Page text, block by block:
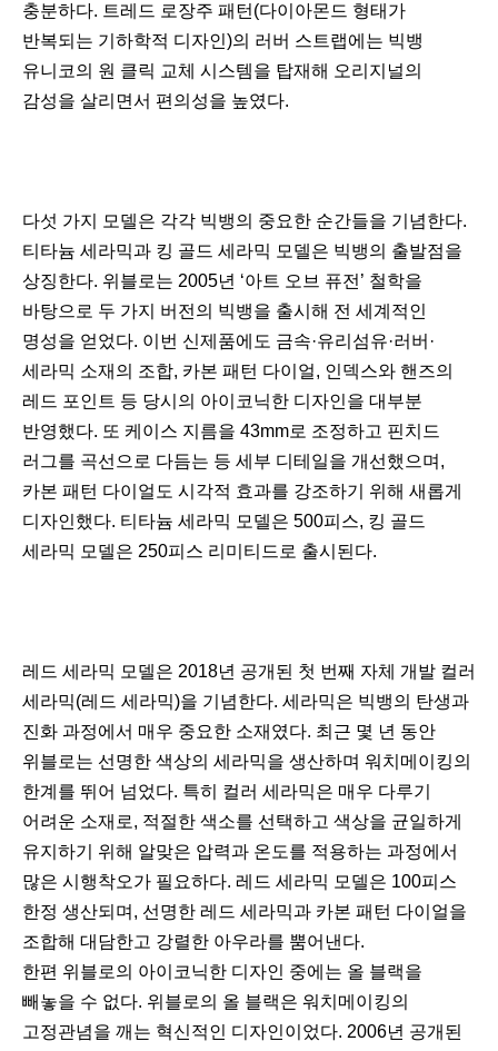
충분하다. 트레드 로장주 패턴(다이아몬드 형태가
반복되는 기하학적 디자인)의 러버 스트랩에는 빅뱅
유니코의 원 클릭 교체 시스템을 탑재해 오리지널의
감성을 살리면서 편의성을 높였다.
다섯 가지 모델은 각각 빅뱅의 중요한 순간들을 기념한다.
티타늄 세라믹과 킹 골드 세라믹 모델은 빅뱅의 출발점을
상징한다. 위블로는 2005년 ‘아트 오브 퓨전’ 철학을
바탕으로 두 가지 버전의 빅뱅을 출시해 전 세계적인
명성을 얻었다. 이번 신제품에도 금속·유리섬유·러버·
세라믹 소재의 조합, 카본 패턴 다이얼, 인덱스와 핸즈의
레드 포인트 등 당시의 아이코닉한 디자인을 대부분
반영했다. 또 케이스 지름을 43mm로 조정하고 핀치드
러그를 곡선으로 다듬는 등 세부 디테일을 개선했으며,
카본 패턴 다이얼도 시각적 효과를 강조하기 위해 새롭게
디자인했다. 티타늄 세라믹 모델은 500피스, 킹 골드
세라믹 모델은 250피스 리미티드로 출시된다.
레드 세라믹 모델은 2018년 공개된 첫 번째 자체 개발 컬러
세라믹(레드 세라믹)을 기념한다. 세라믹은 빅뱅의 탄생과
진화 과정에서 매우 중요한 소재였다. 최근 몇 년 동안
위블로는 선명한 색상의 세라믹을 생산하며 워치메이킹의
한계를 뛰어 넘었다. 특히 컬러 세라믹은 매우 다루기
어려운 소재로, 적절한 색소를 선택하고 색상을 균일하게
유지하기 위해 알맞은 압력과 온도를 적용하는 과정에서
많은 시행착오가 필요하다. 레드 세라믹 모델은 100피스
한정 생산되며, 선명한 레드 세라믹과 카본 패턴 다이얼을
조합해 대담한고 강렬한 아우라를 뿜어낸다.
한편 위블로의 아이코닉한 디자인 중에는 올 블랙을
빼놓을 수 없다. 위블로의 올 블랙은 워치메이킹의
고정관념을 깨는 혁신적인 디자인이었다. 2006년 공개된